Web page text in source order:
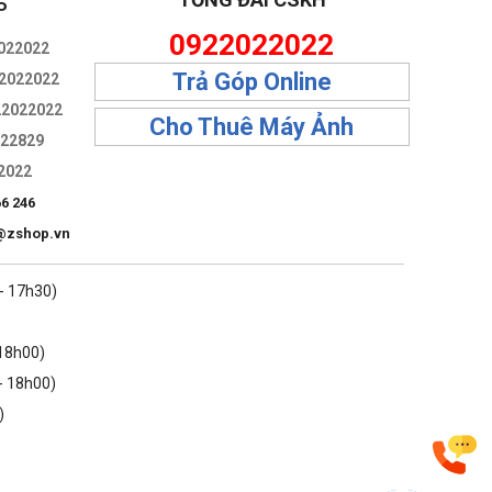
246
0922022022
Trả Góp Online
Cho Thuê Máy Ảnh
17h30)
18h00)